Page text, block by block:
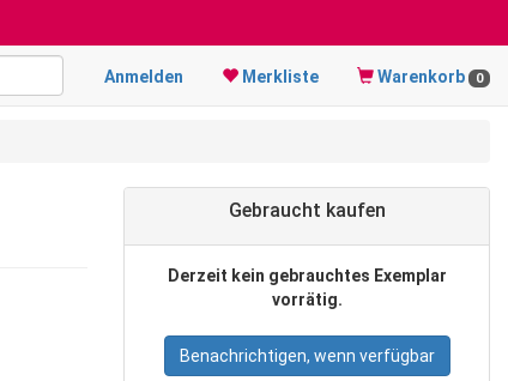
Anmelden Merkliste Warenkorb 0
Gebraucht kaufen
Derzeit kein gebrauchtes Exemplar
vorrätig.
Benachrichtigen, wenn verfügbar